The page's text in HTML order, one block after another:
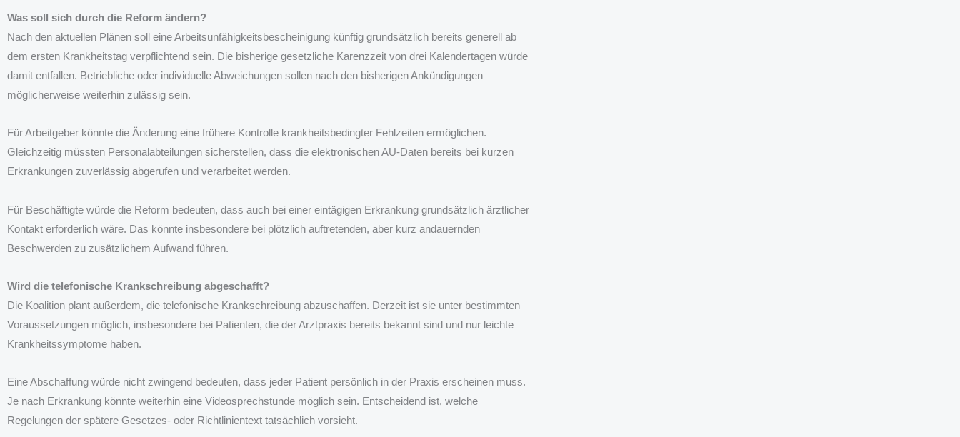
Was soll sich durch die Reform ändern?
Nach den aktuellen Plänen soll eine Arbeitsunfähigkeitsbescheinigung künftig grundsätzlich bereits generell ab
dem ersten Krankheitstag verpflichtend sein. Die bisherige gesetzliche Karenzzeit von drei Kalendertagen würde
damit entfallen. Betriebliche oder individuelle Abweichungen sollen nach den bisherigen Ankündigungen
möglicherweise weiterhin zulässig sein.
Für Arbeitgeber könnte die Änderung eine frühere Kontrolle krankheitsbedingter Fehlzeiten ermöglichen.
Gleichzeitig müssten Personalabteilungen sicherstellen, dass die elektronischen AU-Daten bereits bei kurzen
Erkrankungen zuverlässig abgerufen und verarbeitet werden.
Für Beschäftigte würde die Reform bedeuten, dass auch bei einer eintägigen Erkrankung grundsätzlich ärztlicher
Kontakt erforderlich wäre. Das könnte insbesondere bei plötzlich auftretenden, aber kurz andauernden
Beschwerden zu zusätzlichem Aufwand führen.
Wird die telefonische Krankschreibung abgeschafft?
Die Koalition plant außerdem, die telefonische Krankschreibung abzuschaffen. Derzeit ist sie unter bestimmten
Voraussetzungen möglich, insbesondere bei Patienten, die der Arztpraxis bereits bekannt sind und nur leichte
Krankheitssymptome haben.
Eine Abschaffung würde nicht zwingend bedeuten, dass jeder Patient persönlich in der Praxis erscheinen muss.
Je nach Erkrankung könnte weiterhin eine Videosprechstunde möglich sein. Entscheidend ist, welche
Regelungen der spätere Gesetzes- oder Richtlinientext tatsächlich vorsieht.